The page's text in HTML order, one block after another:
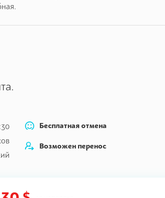
Бесплатная отмена
Возможен перенос